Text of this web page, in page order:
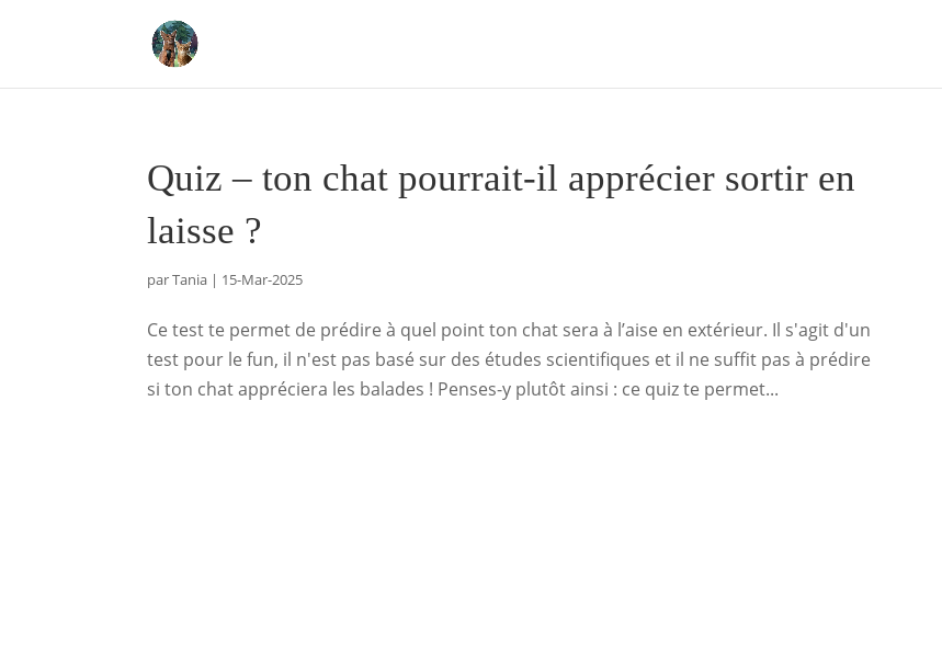
Quiz – ton chat pourrait-il apprécier sortir en
laisse ?
parTania | 15-Mar-2025
Ce test te permet de prédire à quel point ton chat sera à l’aise en extérieur. Il s'agit d'un
test pour le fun, il n'est pas basé sur des études scientifiques et il ne suffit pas à prédire
si ton chat appréciera les balades ! Penses-y plutôt ainsi : ce quiz te permet...